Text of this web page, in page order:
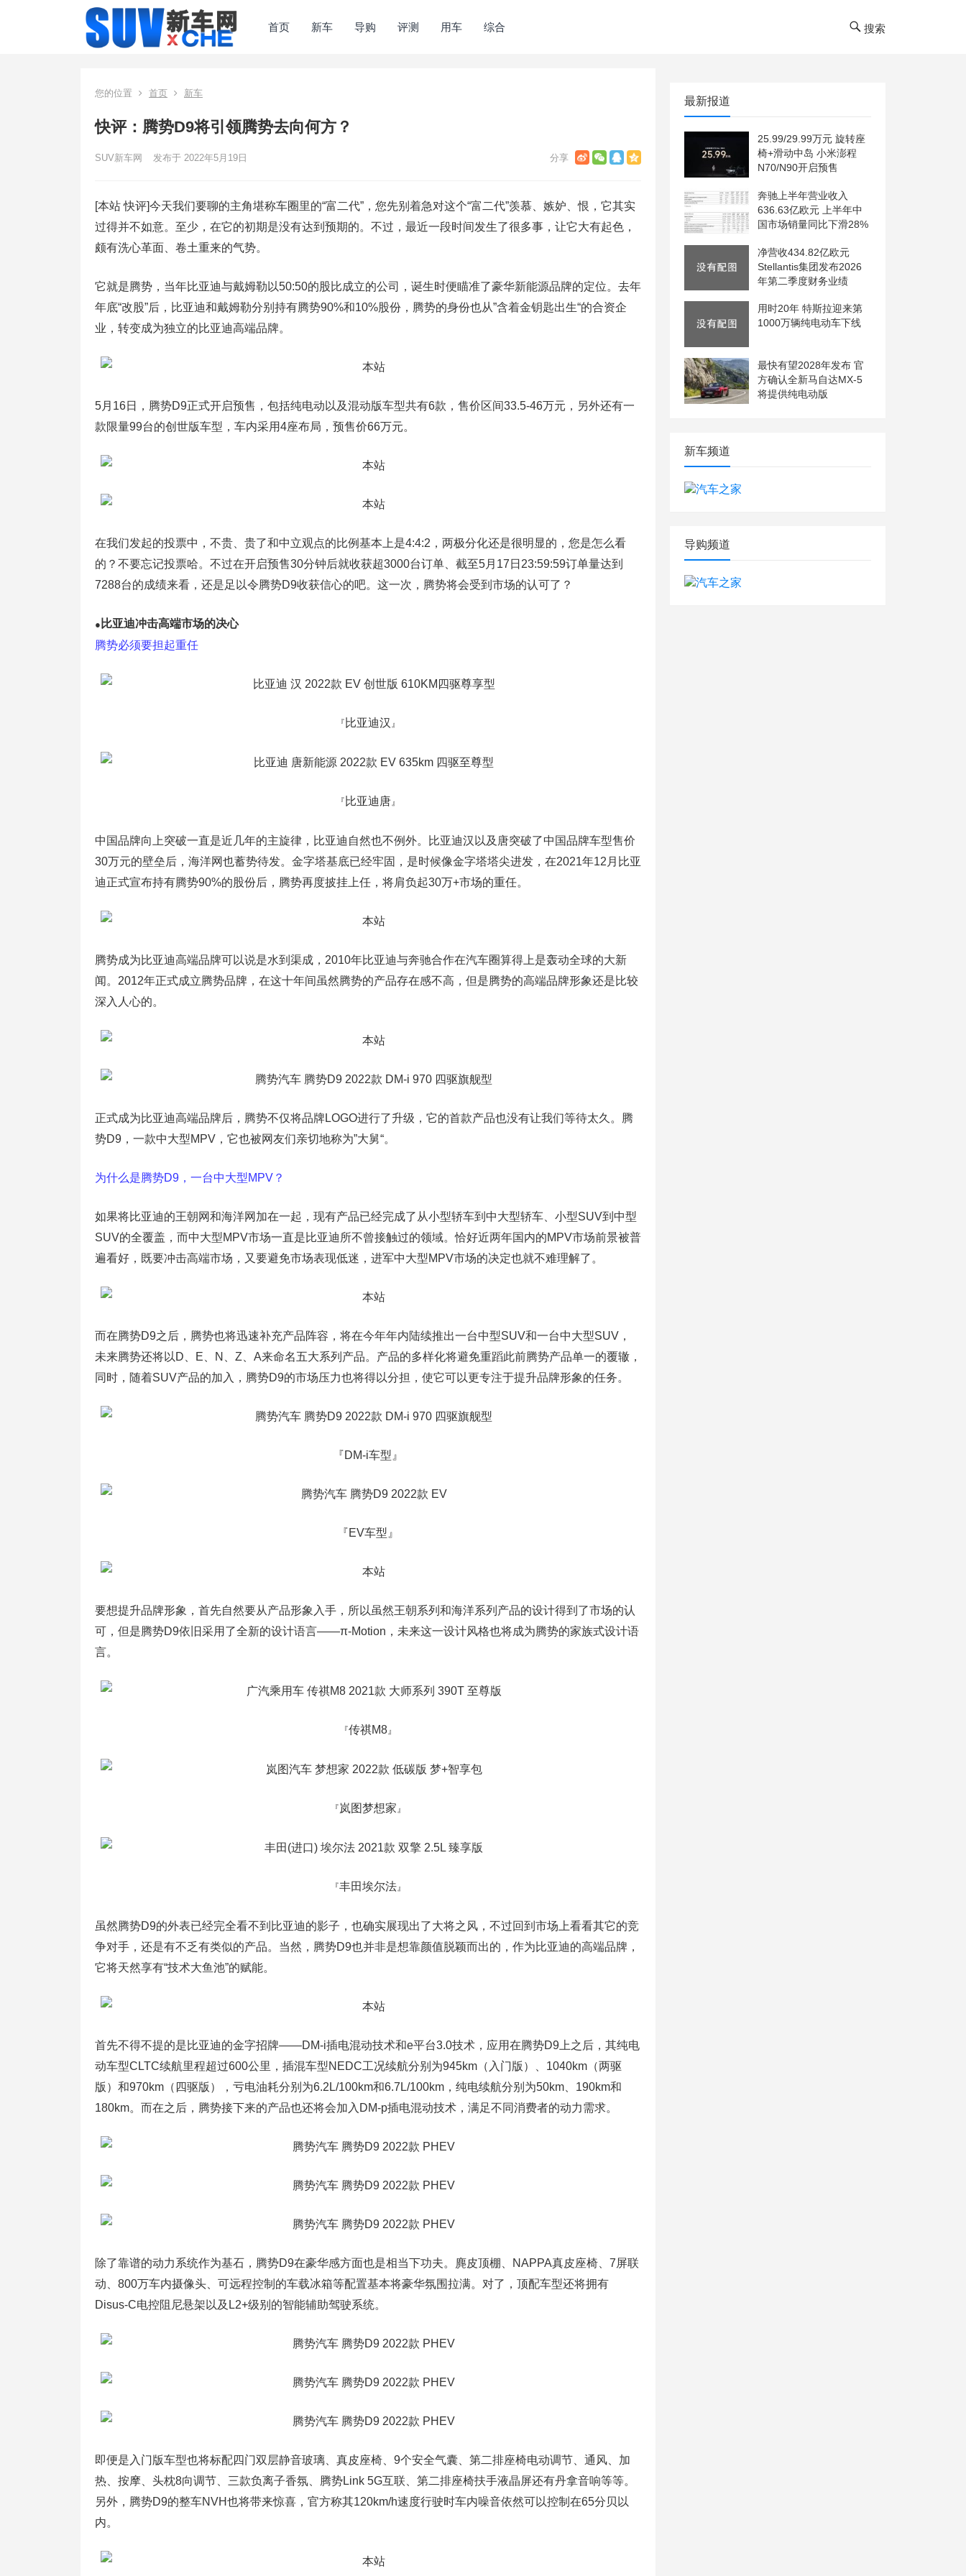
首页 新车 导购 评测 用车 综合 搜索
您的位置 首页 新车
快评：腾势D9将引领腾势去向何方？
SUV新车网 发布于 2022年5月19日
[本站 快评]今天我们要聊的主角堪称车圈里的“富二代”，您先别着急对这个“富二代”羡慕、嫉妒、恨，它其实
过得并不如意。至少，在它的初期是没有达到预期的。不过，最近一段时间发生了很多事，让它大有起色，
颇有洗心革面、卷土重来的气势。
它就是腾势，当年比亚迪与戴姆勒以50:50的股比成立的公司，诞生时便瞄准了豪华新能源品牌的定位。去年
年底“改股”后，比亚迪和戴姆勒分别持有腾势90%和10%股份，腾势的身份也从”含着金钥匙出生“的合资企
业，转变成为独立的比亚迪高端品牌。
5月16日，腾势D9正式开启预售，包括纯电动以及混动版车型共有6款，售价区间33.5-46万元，另外还有一
款限量99台的创世版车型，车内采用4座布局，预售价66万元。
在我们发起的投票中，不贵、贵了和中立观点的比例基本上是4:4:2，两极分化还是很明显的，您是怎么看
的？不要忘记投票哈。不过在开启预售30分钟后就收获超3000台订单、截至5月17日23:59:59订单量达到
7288台的成绩来看，还是足以令腾势D9收获信心的吧。这一次，腾势将会受到市场的认可了？
● 比亚迪冲击高端市场的决心
腾势必须要担起重任
『 比亚迪汉 』
『 比亚迪唐』
中国品牌向上突破一直是近几年的主旋律，比亚迪自然也不例外。比亚迪汉以及唐突破了中国品牌车型售价
30万元的壁垒后，海洋网也蓄势待发。金字塔基底已经牢固，是时候像金字塔塔尖进发，在2021年12月比亚
迪正式宣布持有腾势90%的股份后，腾势再度披挂上任，将肩负起30万+市场的重任。
腾势成为比亚迪高端品牌可以说是水到渠成，2010年比亚迪与奔驰合作在汽车圈算得上是轰动全球的大新
闻。2012年正式成立腾势品牌，在这十年间虽然腾势的产品存在感不高，但是腾势的高端品牌形象还是比较
深入人心的。
正式成为比亚迪高端品牌后，腾势不仅将品牌LOGO进行了升级，它的首款产品也没有让我们等待太久。腾
势D9，一款中大型MPV，它也被网友们亲切地称为”大舅“。
为什么是腾势D9，一台中大型MPV？
如果将比亚迪的王朝网和海洋网加在一起，现有产品已经完成了从小型轿车到中大型轿车、小型SUV到中型
SUV的全覆盖，而中大型MPV市场一直是比亚迪所不曾接触过的领域。恰好近两年国内的MPV市场前景被普
遍看好，既要冲击高端市场，又要避免市场表现低迷，进军中大型MPV市场的决定也就不难理解了。
而在腾势D9之后，腾势也将迅速补充产品阵容，将在今年年内陆续推出一台中型SUV和一台中大型SUV，
未来腾势还将以D、E、N、Z、A来命名五大系列产品。产品的多样化将避免重蹈此前腾势产品单一的覆辙，
同时，随着SUV产品的加入，腾势D9的市场压力也将得以分担，使它可以更专注于提升品牌形象的任务。
『DM-i车型』
『EV车型』
要想提升品牌形象，首先自然要从产品形象入手，所以虽然王朝系列和海洋系列产品的设计得到了市场的认
可，但是腾势D9依旧采用了全新的设计语言――π-Motion，未来这一设计风格也将成为腾势的家族式设计语
言。
『传祺M8』
『 岚图梦想家』
『丰田埃尔法』
虽然腾势D9的外表已经完全看不到比亚迪的影子，也确实展现出了大将之风，不过回到市场上看看其它的竞
争对手，还是有不乏有类似的产品。当然，腾势D9也并非是想靠颜值脱颖而出的，作为比亚迪的高端品牌，
它将天然享有“技术大鱼池”的赋能。
首先不得不提的是比亚迪的金字招牌――DM-i插电混动技术和e平台3.0技术，应用在腾势D9上之后，其纯电
动车型CLTC续航里程超过600公里，插混车型NEDC工况续航分别为945km（入门版）、1040km（两驱
版）和970km（四驱版），亏电油耗分别为6.2L/100km和6.7L/100km，纯电续航分别为50km、190km和
180km。而在之后，腾势接下来的产品也还将会加入DM-p插电混动技术，满足不同消费者的动力需求。
除了靠谱的动力系统作为基石，腾势D9在豪华感方面也是相当下功夫。麂皮顶棚、NAPPA真皮座椅、7屏联
动、800万车内摄像头、可远程控制的车载冰箱等配置基本将豪华氛围拉满。对了，顶配车型还将拥有
Disus-C电控阻尼悬架以及L2+级别的智能辅助驾驶系统。
即便是入门版车型也将标配四门双层静音玻璃、真皮座椅、9个安全气囊、第二排座椅电动调节、通风、加
热、按摩、头枕8向调节、三款负离子香氛、腾势Link 5G互联、第二排座椅扶手液晶屏还有丹拿音响等等。
另外，腾势D9的整车NVH也将带来惊喜，官方称其120km/h速度行驶时车内噪音依然可以控制在65分贝以
内。
最新报道
25.99/29.99万元 旋转座
椅+滑动中岛 小米澎程
N70/N90开启预售
奔驰上半年营业收入
636.63亿欧元 上半年中
国市场销量同比下滑28%
净营收434.82亿欧元
Stellantis集团发布2026
年第二季度财务业绩
用时20年 特斯拉迎来第
1000万辆纯电动车下线
最快有望2028年发布 官
方确认全新马自达MX-5
将提供纯电动版
新车频道
导购频道